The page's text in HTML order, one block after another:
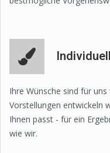
Ihre Wünsche sind für
Vorstellungen entwickeln
Ihnen passt - für ein
wie wir.